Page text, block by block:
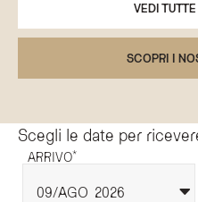
VEDI
SCOPRI I
Scegli le date per
ARRIVO*
09 AGO 2026